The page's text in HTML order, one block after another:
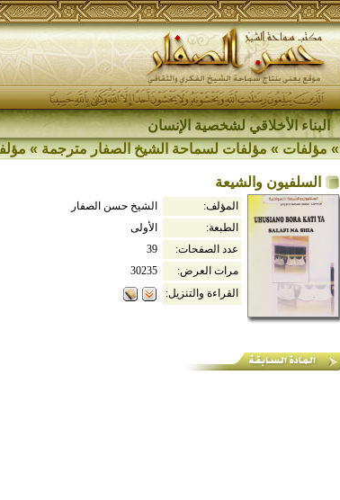
البناء الأخلاقي لشخصية الإنسان
»مؤلفات»مؤلفات لسماحة الشيخ الصفار مترجمة»
السلفيون والشيعة
المؤلف:
الشيخ حسن الصفار
الطبعة:
الأولى
عدد الصفحات:
39
مرات العرض:
30235
القراءة والتنزيل: